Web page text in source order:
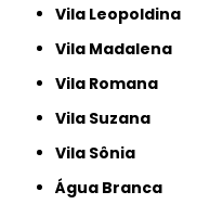
Vila Leopoldina
Vila Madalena
Vila Romana
Vila Suzana
Vila Sônia
Água Branca